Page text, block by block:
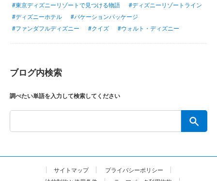
#東京ディズニーリゾートで見つける物語
#ディズニーリゾートライン
#ディズニーホテル
#バケーションパッケージ
#ファンダフルディズニー
#クイズ #ウォルト・ディズニー
ブログ内検索
調べたい単語を入力して検索してください
サイトマップ
プライバシーポリシー